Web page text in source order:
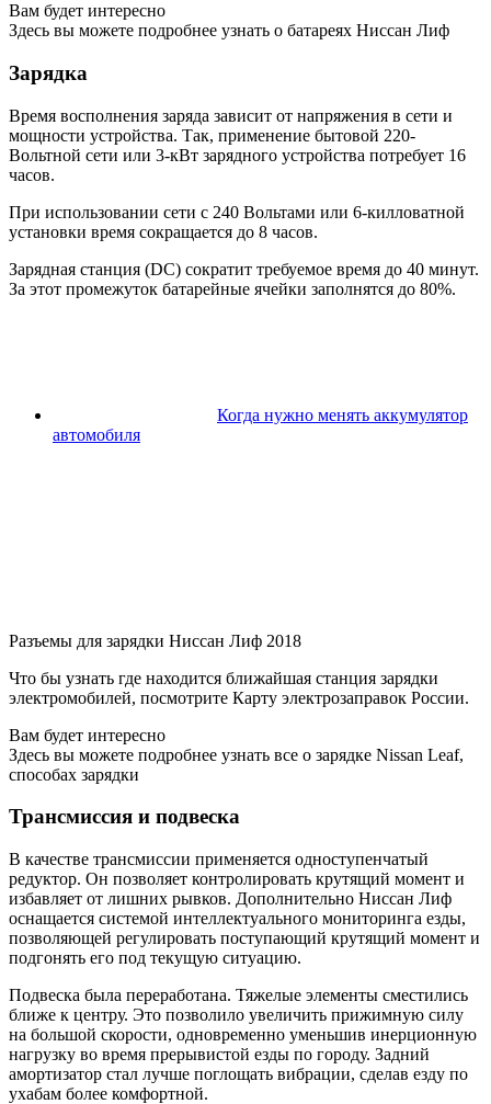
Вам будет интересно
Здесь вы можете подробнее узнать о батареях Ниссан Лиф
Зарядка
Время восполнения заряда зависит от напряжения в сети и
мощности устройства. Так, применение бытовой 220-
Вольтной сети или 3-кВт зарядного устройства потребует 16
часов.
При использовании сети с 240 Вольтами или 6-килловатной
установки время сокращается до 8 часов.
Зарядная станция (DC) сократит требуемое время до 40 минут.
За этот промежуток батарейные ячейки заполнятся до 80%.
Когда нужно менять аккумулятор
автомобиля
Разъемы для зарядки Ниссан Лиф 2018
Что бы узнать где находится ближайшая станция зарядки
электромобилей, посмотрите Карту электрозаправок России.
Вам будет интересно
Здесь вы можете подробнее узнать все о зарядке Nissan Leaf,
способах зарядки
Трансмиссия и подвеска
В качестве трансмиссии применяется одноступенчатый
редуктор. Он позволяет контролировать крутящий момент и
избавляет от лишних рывков. Дополнительно Ниссан Лиф
оснащается системой интеллектуального мониторинга езды,
позволяющей регулировать поступающий крутящий момент и
подгонять его под текущую ситуацию.
Подвеска была переработана. Тяжелые элементы сместились
ближе к центру. Это позволило увеличить прижимную силу
на большой скорости, одновременно уменьшив инерционную
нагрузку во время прерывистой езды по городу. Задний
амортизатор стал лучше поглощать вибрации, сделав езду по
ухабам более комфортной.